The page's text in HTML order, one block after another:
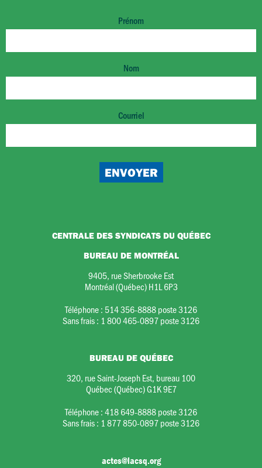
Prénom
Nom
Courriel
CENTRALE DES SYNDICATS DU QUÉBEC
BUREAU DE MONTRÉAL
9405, rue Sherbrooke Est
Montréal (Québec) H1L 6P3
Téléphone : 514 356-8888 poste 3126
Sans frais : 1 800 465-0897 poste 3126
BUREAU DE QUÉBEC
320, rue Saint-Joseph Est, bureau 100
Québec (Québec) G1K 9E7
Téléphone :418 649-8888 poste 3126
Sans frais : 1 877 850-0897 poste 3126
actes@lacsq.org